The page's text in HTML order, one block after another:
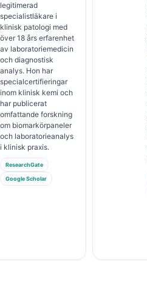
legitimerad
specialistläkare i
klinisk patologi med
över 18 års erfarenhet
av laboratoriemedicin
och diagnostisk
analys. Hon har
specialcertifieringar
inom klinisk kemi och
har publicerat
omfattande forskning
om biomarkörpaneler
och laboratorieanalys
i klinisk praxis.
ResearchGate
Google Scholar